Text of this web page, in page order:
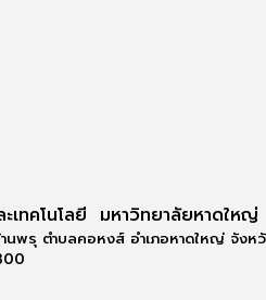
เทคโนโลยี มหาวิทยาลัยหาดใหญ่
พรุ ตำบลคอหงส์ อำเภอหาดใหญ่ จังห